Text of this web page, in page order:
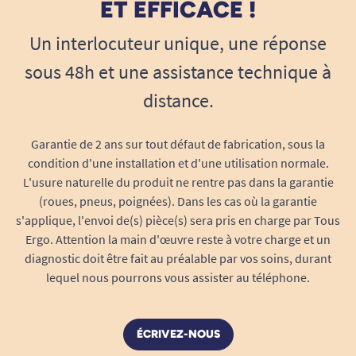
optimiste. Conçue pour ceux et celles qui
leur personnalité, elle réinvente l’expérience
quotidienne en fauteuil roulant.
Pourquoi personnaliser son fauteuil avec
Esthétique et originale: donnez du
caractère à votre fauteuil roulant avec un
motif exclusif qui ne passe pas inaperçu.
Protection: la flasque protège les rayons
et le bas des mains, limitant
l’encrassement, les projections ou les
accrochages dans les environnements
Facile à installer et à retirer
style ou d’ambiance selon vos envies en
ET EFFICACE !
Un interlocuteur unique, une réponse
sous 48h et une assistance technique à
distance.
Garantie de 2 ans sur tout défaut de fabrication, sous la
condition d'une installation et d'une utilisation normale.
L'usure naturelle du produit ne rentre pas dans la garantie
(roues, pneus, poignées). Dans les cas où la garantie
s'applique, l'envoi de(s) pièce(s) sera pris en charge par Tous
Ergo. Attention la main d'œuvre reste à votre charge et un
diagnostic doit être fait au préalable par vos soins, durant
lequel nous pourrons vous assister au téléphone.
ÉCRIVEZ-NOUS